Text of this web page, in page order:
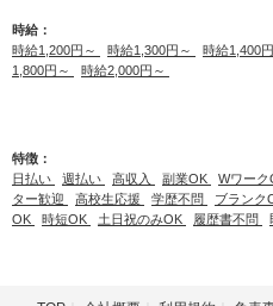
時給：
時給1,200円～
時給1,300円～ 時給1,400
1,800円～
時給2,000円～
特徴：
日払い
週払い 高収入 副業OK Wワーク
ター歓迎
高校生応援 学歴不問 ブランク
OK
時短OK 土日祝のみOK 履歴書不問